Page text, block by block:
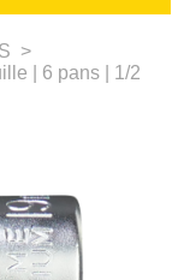
>
| 6 pans | 1/2